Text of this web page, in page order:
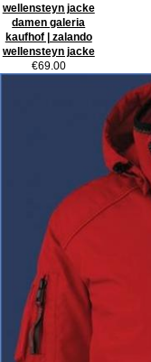
wellensteyn jacke
damen galeria
kaufhof | zalando
wellensteyn jacke
€69.00